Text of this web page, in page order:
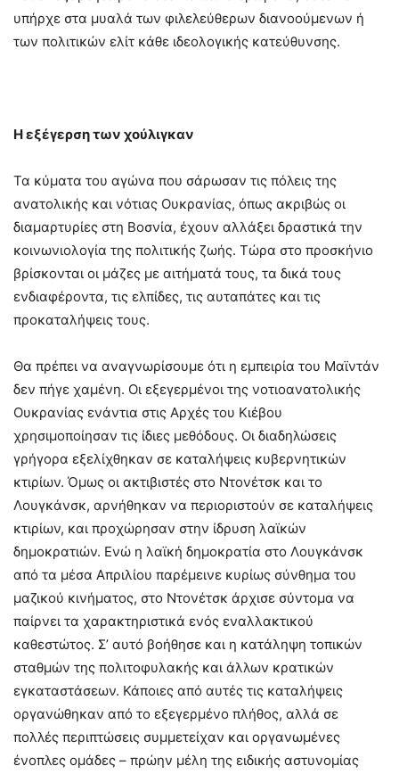
υπήρχε στα μυαλά των φιλελεύθερων διανοούμενων ή
των πολιτικών ελίτ κάθε ιδεολογικής κατεύθυνσης.
Η εξέγερση των χούλιγκαν
Τα κύματα του αγώνα που σάρωσαν τις πόλεις της
ανατολικής και νότιας Ουκρανίας, όπως ακριβώς οι
διαμαρτυρίες στη Βοσνία, έχουν αλλάξει δραστικά την
κοινωνιολογία της πολιτικής ζωής. Τώρα στο προσκήνιο
βρίσκονται οι μάζες με αιτήματά τους, τα δικά τους
ενδιαφέροντα, τις ελπίδες, τις αυταπάτες και τις
προκαταλήψεις τους.
Θα πρέπει να αναγνωρίσουμε ότι η εμπειρία του Μαϊντάν
δεν πήγε χαμένη. Οι εξεγερμένοι της νοτιοανατολικής
Ουκρανίας ενάντια στις Αρχές του Κιέβου
χρησιμοποίησαν τις ίδιες μεθόδους. Οι διαδηλώσεις
γρήγορα εξελίχθηκαν σε καταλήψεις κυβερνητικών
κτιρίων. Όμως οι ακτιβιστές στο Ντονέτσκ και το
Λουγκάνσκ, αρνήθηκαν να περιοριστούν σε καταλήψεις
κτιρίων, και προχώρησαν στην ίδρυση λαϊκών
δημοκρατιών. Ενώ η λαϊκή δημοκρατία στο Λουγκάνσκ
από τα μέσα Απριλίου παρέμεινε κυρίως σύνθημα του
μαζικού κινήματος, στο Ντονέτσκ άρχισε σύντομα να
παίρνει τα χαρακτηριστικά ενός εναλλακτικού
καθεστώτος. Σ’ αυτό βοήθησε και η κατάληψη τοπικών
σταθμών της πολιτοφυλακής και άλλων κρατικών
εγκαταστάσεων. Κάποιες από αυτές τις καταλήψεις
οργανώθηκαν από το εξεγερμένο πλήθος, αλλά σε
πολλές περιπτώσεις συμμετείχαν και οργανωμένες
ένοπλες ομάδες – πρώην μέλη της ειδικής αστυνομίας